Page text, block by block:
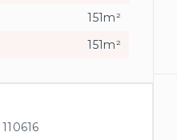
151m²
151m²
110616